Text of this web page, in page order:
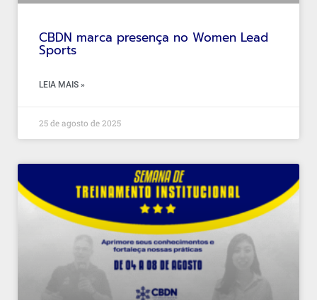
CBDN marca presença no Women Lead
Sports
LEIA MAIS »
25 de agosto de 2025